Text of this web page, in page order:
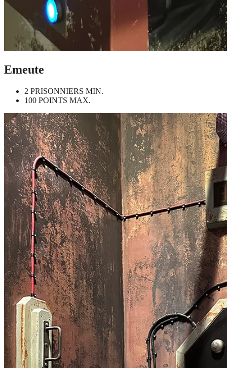
Emeute
2 PRISONNIERS MIN.
100 POINTS MAX.